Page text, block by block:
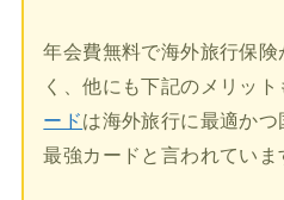
年会費無料で海外旅行保
く、他にも下記のメリット
ードは海外旅行に最適か
最強カードと言われていま